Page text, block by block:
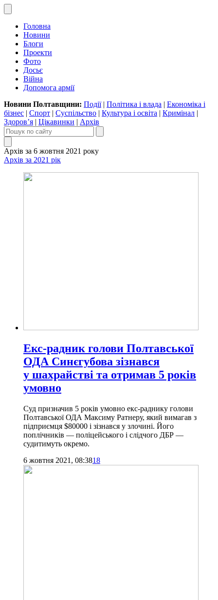
Головна
Новини
Блоги
Проекти
Фото
Досьє
Війна
Допомога армії
Новини Полтавщини: Події| Політика і влада | Економіка і
бізнес | Спорт | Суспільство | Культура і освіта | Кримінал |
Здоров’я | Цікавинки | Архів
Архів за 6 жовтня 2021 року
Архів за 2021 рік
Екс-радник голови Полтавської
ОДА Синєгубова зізнався
у шахрайстві та отримав 5 років
умовно
Суд призначив 5 років умовно екс-раднику голови
Полтавської ОДА Максиму Ратнеру, який вимагав з
підприємця $80000 і зізнався у злочині. Його
поплічників — поліцейського і слідчого ДБР —
судитимуть окремо.
6 жовтня 2021, 08:3818